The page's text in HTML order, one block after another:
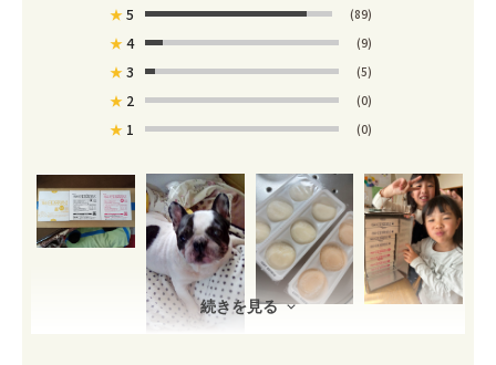
★5 (89)
★4 (9)
★3 (5)
★ 2 (0)
★ 1 (0)
続きを見る